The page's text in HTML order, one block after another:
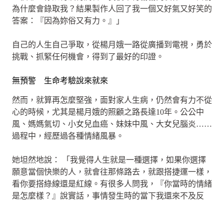
為什麼會錄取我？結果製作人回了我一個又好氣又好笑的
答案：『因為妳俗又有力。』」
自己的人生自己爭取，從楊月娥一路從廣播到電視，勇於
挑戰、抓緊任何機會，得到了最好的印證。
無預警 生命考驗說來就來
然而，就算再怎麼堅強，面對家人生病，仍然會有力不從
心的時候，尤其是楊月娥的照顧之路長達10年。公公中
風、媽媽氣切、小女兒血癌、妹妹中風、大女兒腦炎……
過程中，經歷過各種情緒風暴。
她坦然地說： 「我覺得人生就是一種選擇，如果你選擇
願意當個快樂的人，就會往那條路去，就跟搭捷運一樣，
看你要搭綠線還是紅線。有很多人問我，『你當時的情緒
是怎麼樣？』說實話，事情發生時的當下我還來不及反